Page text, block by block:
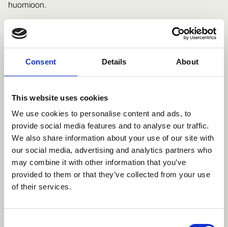
Consent Details About
This website uses cookies
We use cookies to personalise content and ads, to
provide social media features and to analyse our traffic.
We also share information about your use of our site with
our social media, advertising and analytics partners who
may combine it with other information that you’ve
provided to them or that they’ve collected from your use
of their services.
huomioon.
Ryhmähoidon tarjoama vertaistuki on
etenkin keskittymisvaikeuksien kohdalla
tärkeää
jakama kokemus, että ryhmähoito tarjosi asiakkaille
kaivattua vertaistukea. Monet olivat ensimmäistä kertaa
löytäneet itselleen sosiaalisen verkoston ja saaneet kokea
yhteenkuuluvuutta. Ryhmäläisille oli ollut tärkeää kuulla,
että heidän oireensa eivät olekaan erikoisia vaan muillakin
on samoja kokemuksia.
Lisäksi osallistujat oppivat tärkeitä sosiaalisia taitoja, kuten